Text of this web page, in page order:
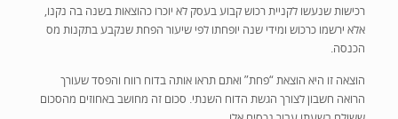
רכישות שנעשו לקניית רכוש קבוע בעסק לא יוכרו כהוצאות בשנה בה נקנו,
אלא ירשמו כרכוש ומידי שנה יופחתו לפי שיעור הפחת שנקבע בתקנות מס
הכנסה.
הוצאה זו היא הוצאת “פחת” ואתם תראו אותה בדוח רווח והפסד שעורך
הרואה חשבון לצורך הגשת הדוח השנתי. סכום זה מחושב באחוזים מהסכום